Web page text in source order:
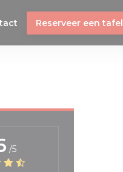
Reserveer een tafel
/5